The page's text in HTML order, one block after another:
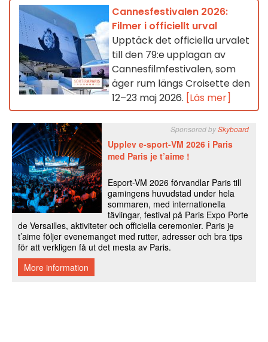
Cannesfestivalen 2026:
Filmer i officiellt urval
Upptäck det officiella urvalet
till den 79:e upplagan av
Cannesfilmfestivalen, som
äger rum längs Croisette den
12–23 maj 2026. [Läs mer]